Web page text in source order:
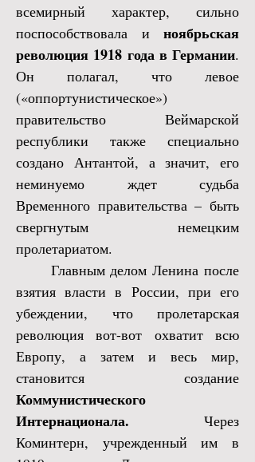
всемирный характер, сильно
поспособствовала и ноябрьская
революция 1918 года в Германии.
Он полагал, что левое
(«оппортунистическое»)
правительство Веймарской
республики также специально
создано Антантой, а значит, его
неминуемо ждет судьба
Временного правительства – быть
свергнутым немецким
пролетариатом.
Главным делом Ленина после
взятия власти в России, при его
убеждении, что пролетарская
революция вот-вот охватит всю
Европу, а затем и весь мир,
становится создание
Коммунистического
Интернационала. Через
Коминтерн, учрежденный им в